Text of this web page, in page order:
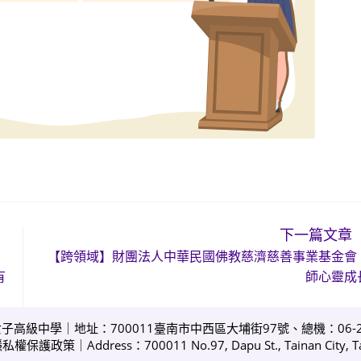
下一篇文章
【跨領域】財團法人中華民國佛教慈濟慈善事業基金
師心靈成
高級中學｜地址：700011臺南市中西區大埔街97號、總機：
權保護政策｜Address：700011 No.97, Dapu St., Tainan City,